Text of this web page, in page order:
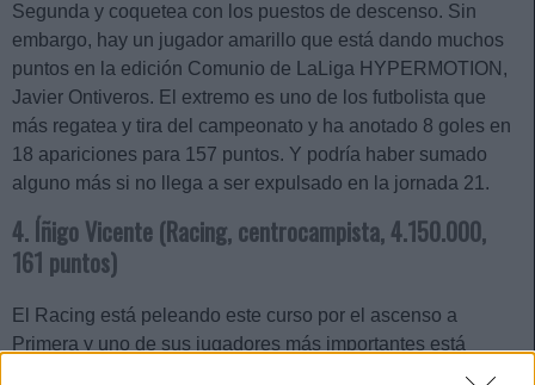
Segunda y coquetea con los puestos de descenso. Sin
embargo, hay un jugador amarillo que está dando muchos
puntos en la edición Comunio de LaLiga HYPERMOTION,
Javier Ontiveros. El extremo es uno de los futbolista que
más regatea y tira del campeonato y ha anotado 8 goles en
18 apariciones para 157 puntos. Y podría haber sumado
alguno más si no llega a ser expulsado en la jornada 21.
4. Íñigo Vicente (Racing, centrocampista, 4.150.000,
161 puntos)
El Racing está peleando este curso por el ascenso a
Primera y uno de sus jugadores más importantes está
siendo el extremo Íñigo Vicente. El racinguista es el máximo